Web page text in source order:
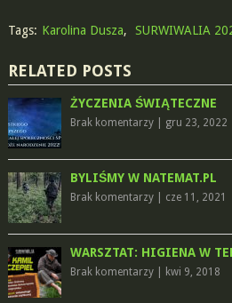
Tags: Karolina Dusza, SURWIWALIA
RELATED POSTS
ŻYCZENIA ŚWIĄTECZNE
Brak komentarzy| gru 23, 2022
BYLIŚMY W NATEMAT.PL
Brak komentarzy| cze 11, 2021
WARSZTAT: HIGIENA W
Brak komentarzy| kwi 9, 2018